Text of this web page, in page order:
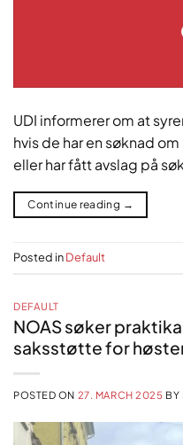
UDI informerer om at
hvis de har en søknad
eller har fått avslag på
Continue reading →
Posted inDefault
DEFAULT
NOAS søker
saksstøtte for
POSTED ON 27. MARCH 2025 BY